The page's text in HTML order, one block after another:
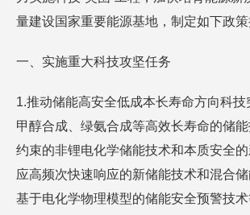
量建设国家重要能源基地，制定如下政策
一、实施重大科技攻坚任务
1.推动储能高安全低成本长寿命方向科
甲醇合成、绿氨合成等高效长寿命的储
约束的非锂电化学储能技术和本质安全
应高频次快速响应的新储能技术和混合
基于电化学物理模型的储能安全预警技